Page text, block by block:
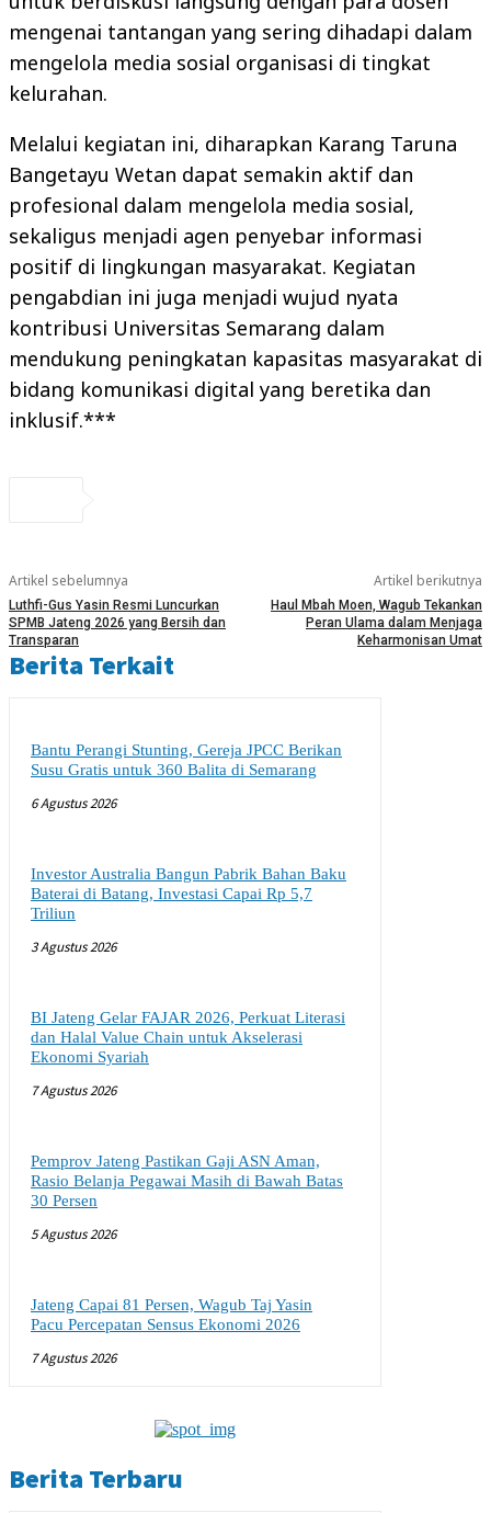
mengenai tantangan yang sering dihadapi dalam
mengelola media sosial organisasi di tingkat
kelurahan.
Melalui kegiatan ini, diharapkan Karang Taruna
Bangetayu Wetan dapat semakin aktif dan
profesional dalam mengelola media sosial,
sekaligus menjadi agen penyebar informasi
positif di lingkungan masyarakat. Kegiatan
pengabdian ini juga menjadi wujud nyata
kontribusi Universitas Semarang dalam
mendukung peningkatan kapasitas masyarakat di
bidang komunikasi digital yang beretika dan
inklusif.***
Artikel sebelumnya
Luthfi-Gus Yasin Resmi Luncurkan
SPMB Jateng 2026 yang Bersih dan
Transparan
Artikel berikutnya
Haul Mbah Moen, Wagub Tekankan
Peran Ulama dalam Menjaga
Keharmonisan Umat
Berita Terkait
Bantu Perangi Stunting, Gereja JPCC Berikan
Susu Gratis untuk 360 Balita di Semarang
6 Agustus 2026
Investor Australia Bangun Pabrik Bahan Baku
Baterai di Batang, Investasi Capai Rp 5,7
Triliun
3 Agustus 2026
BI Jateng Gelar FAJAR 2026, Perkuat Literasi
dan Halal Value Chain untuk Akselerasi
Ekonomi Syariah
7 Agustus 2026
Pemprov Jateng Pastikan Gaji ASN Aman,
Rasio Belanja Pegawai Masih di Bawah Batas
30 Persen
5 Agustus 2026
Jateng Capai 81 Persen, Wagub Taj Yasin
Pacu Percepatan Sensus Ekonomi 2026
7 Agustus 2026
Berita Terbaru